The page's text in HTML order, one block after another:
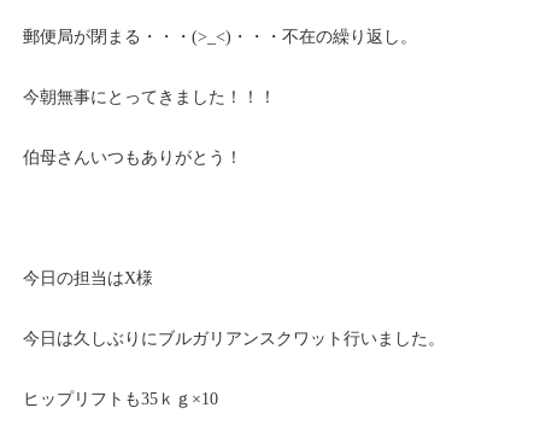
郵便局が閉まる・・・(>_<)・・・不在の繰り返し。
今朝無事にとってきました！！！
伯母さんいつもありがとう！
今日の担当はX様
今日は久しぶりにブルガリアンスクワット行いました。
ヒップリフトも35ｋｇ×10